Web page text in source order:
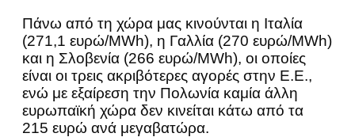
Πάνω από τη χώρα μας κινούνται η Ιταλία
(271,1 ευρώ/MWh), η Γαλλία (270 ευρώ/MWh)
και η Σλοβενία (266 ευρώ/MWh), οι οποίες
είναι οι τρεις ακριβότερες αγορές στην Ε.Ε.,
ενώ με εξαίρεση την Πολωνία καμία άλλη
ευρωπαϊκή χώρα δεν κινείται κάτω από τα
215 ευρώ ανά μεγαβατώρα.